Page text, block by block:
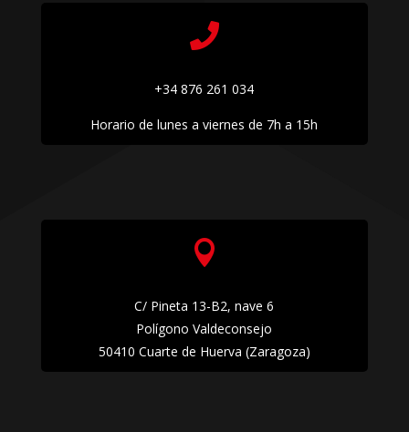

+34 876 261 034
Horario de lunes a viernes de 7h a 15h

C/ Pineta 13-B2, nave 6
Polígono Valdeconsejo
50410 Cuarte de Huerva (Zaragoza)